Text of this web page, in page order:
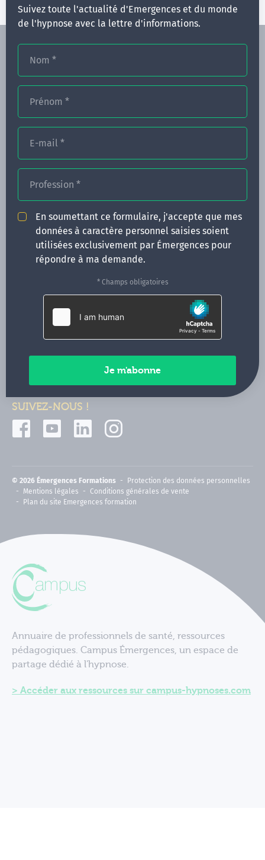
Suivez toute l'actualité d'Emergences et du monde
de l'hypnose avec la lettre d'informations.
Nom *
Prénom *
E-mail *
Profession *
En soumettant ce formulaire, j'accepte que mes
données à caractère personnel saisies soient
utilisées exclusivement par Émergences pour
répondre à ma demande.
* Champs obligatoires
CONGRÈS
ACTUALITÉS
INFOS PRATIQUES
Qui sommes-nous ?
CONTACT
35000 Rennes
02 99 05 25 47
Contactez-nous
Paiements sécurisés
SUIVEZ-NOUS !
© 2026 Émergences Formations
Protection des données personnelles
Mentions légales
Conditions générales de vente
Plan du site Emergences formation
Annuaire de professionnels de santé, ressources
pédagogiques. Campus Émergences, un espace de
partage dédié à l'hypnose.
Accéder aux ressources sur campus-hypnoses.com